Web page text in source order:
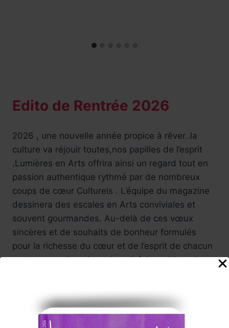
Edito de Rentrée 2026
2026 , une nouvelle année propice à rêver..la
culture va réjouir toutes,nos papilles de l’esprit
.Lumières en Arts offrira ainsi un regard tout en
passion authentique rythmé par de nombreux
coups de cœur Culturels . L’équipe du magazine
dessinera des escales en Arts conviviales et
souvent gourmandes. Au-delà de ces vœux
sincères et de souhaits de bonheur formulés
pour la richesse du cœur et de l’esprit de chacun
, cette nouvelle saison devrait faire voltiger de
Des regards croisés à savourer ,autant de
voyages ! De déambulations en festivals - Fidèle